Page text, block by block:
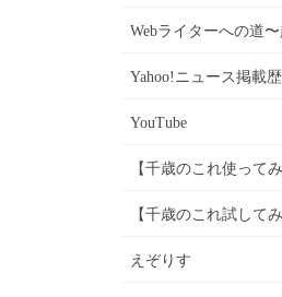
Webライターへの道
Yahoo!ニュース掲載歴
YouTube
【千歳のこれ使って
【千歳のこれ試してみ
えぞりす